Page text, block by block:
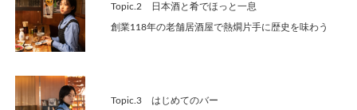
Topic.2 日本酒と肴でほっと一息
創業118年の老舗居酒屋で熱燗片手に歴史を味わう
Topic.3 はじめてのバー